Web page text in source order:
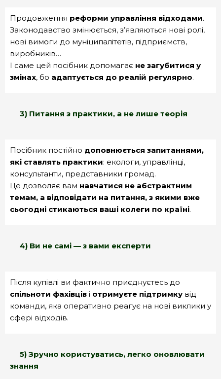
Продовження реформи управління відходами.
Законодавство змінюється, з’являються нові ролі,
нові вимоги до муніципалітетів, підприємств,
виробників…
І саме цей посібник допомагає не загубитися у
змінах, бо адаптується до реалій регулярно.
3) Питання з практики, а не лише теорія
Посібник постійно доповнюється запитаннями,
які ставлять практики: екологи, управлінці,
консультанти, представники громад.
Це дозволяє вам навчатися не абстрактним
темам, а відповідати на питання, з якими вже
сьогодні стикаються ваші колеги по країні.
4) Ви не самі — з вами експерти
Після купівлі ви фактично приєднуєтесь до
спільноти фахівців і отримуєте підтримку від
команди, яка оперативно реагує на нові виклики у
сфері відходів.
5) Зручно користуватись, легко оновлювати
знання